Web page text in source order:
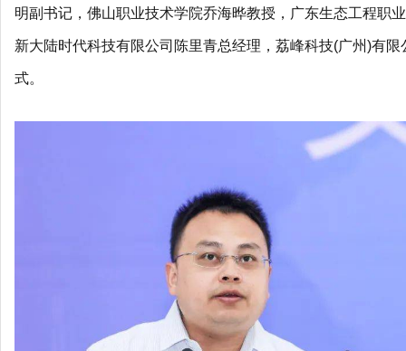
明副书记，佛山职业技术学院乔海晔教授，广东生态工程职
新大陆时代科技有限公司陈里青总经理，荔峰科技(广州)有
式。